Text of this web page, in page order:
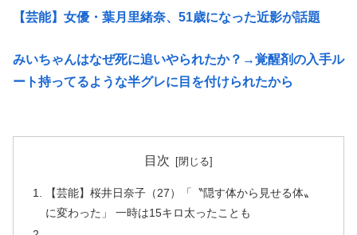
【芸能】女優・葉月里緒奈、51歳になった近影が話題
みいちゃんはなぜ死に追いやられたか？→覚醒剤の入手ル
ート持ってるような半グレに目を付けられたから
目次
【芸能】桜井日奈子（27）「〝隠す体から見せる体〟
に変わった」 一時は15キロ太ったことも